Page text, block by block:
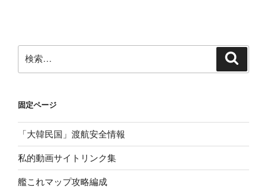
索:
固定ページ
「大韓民国」渡航安全情報
私的動画サイトリンク集
艦これマップ攻略編成